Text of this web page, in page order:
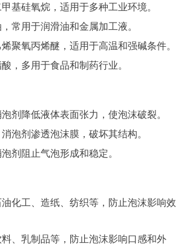
甲基硅氧烷，适用于多种工业环境。
，常用于润滑油和金属加工液。
烯聚氧丙烯醚，适用于高温和强碱条件。
酸，多用于食品和制药行业。
泡剂降低液体表面张力，使泡沫破裂。
消泡剂渗透泡沫膜，破坏其结构。
泡剂阻止气泡形成和稳定。
油化工、造纸、纺织等，防止泡沫影响效
料、乳制品等，防止泡沫影响口感和外